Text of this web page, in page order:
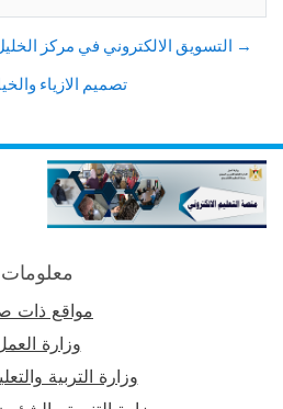
→ التسويق الالكتروني في مركز
تصميم الازياء
معلومات
مواقع ذات
وزارة
وزارة التربية